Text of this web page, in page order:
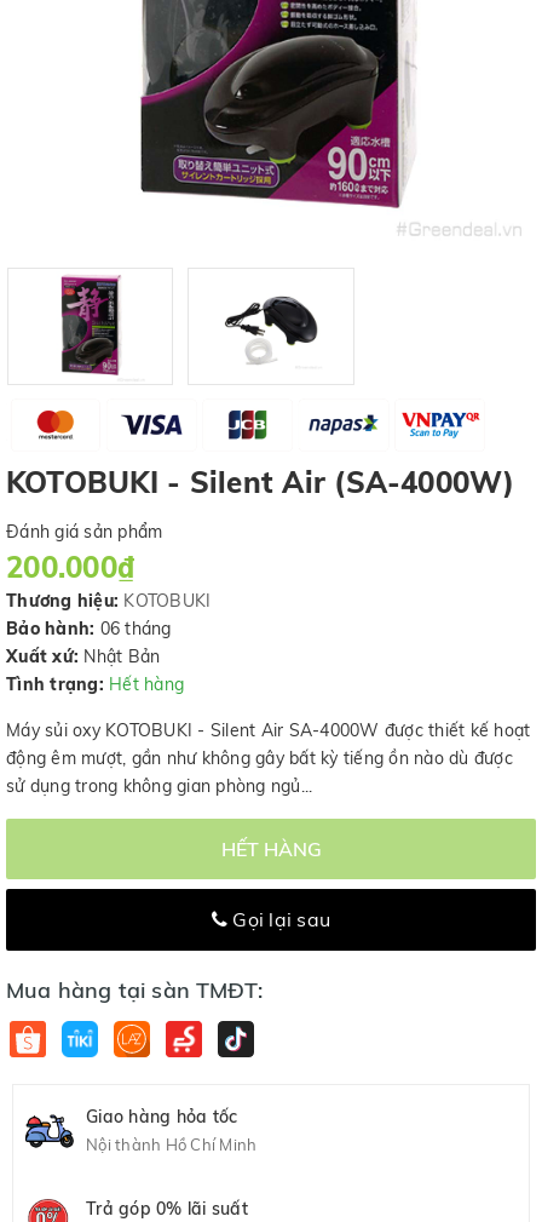
KOTOBUKI - Silent Air (SA-4000W)
Đánh giá sản phẩm
200.000₫
Thương hiệu: KOTOBUKI
Bảo hành: 06 tháng
Xuất xứ: Nhật Bản
Tình trạng: Hết hàng
Máy sủi oxy KOTOBUKI - Silent Air SA-4000W được thiết kế hoạt
động êm mượt, gần như không gây bất kỳ tiếng ồn nào dù được
sử dụng trong không gian phòng ngủ...
HẾT HÀNG
Gọi lại sau
Mua hàng tại sàn TMĐT:
Giao hàng hỏa tốc
Nội thành Hồ Chí Minh
Trả góp 0% lãi suất